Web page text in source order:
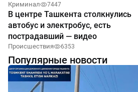
Криминал 7447
В центре Ташкента столкнулись
автобус и электробус, есть
пострадавший — видео
Происшествия 6353
Популярные новости